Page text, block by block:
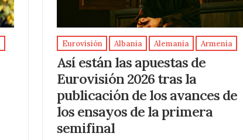
Eurovisión Albania Alemania Armenia
Así están las apuestas de
Eurovisión 2026 tras la
publicación de los avances de
los ensayos de la primera
semifinal